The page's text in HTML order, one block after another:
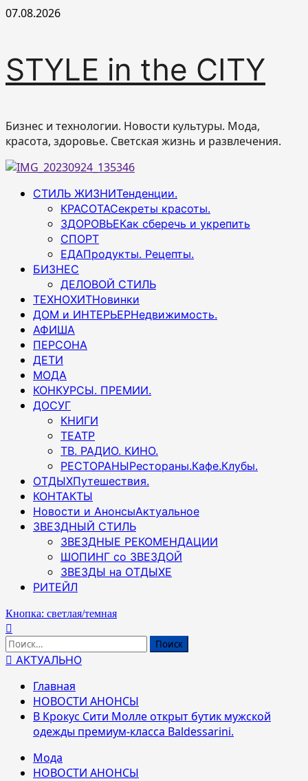
Перейти
07.08.2026
STYLE in the CITY
Бизнес и технологии. Новости культуры. Мода,
красота, здоровье. Светская жизнь и развлечения.
Основное
СТИЛЬ ЖИЗНИТенденции.
КРАСОТАСекреты красоты.
ЗДОРОВЬЕКак сберечь и укрепить
СПОРТ
ЕДАПродукты. Рецепты.
БИЗНЕС
ДЕЛОВОЙ СТИЛЬ
ТЕХНОХИТНовинки
ДОМ и ИНТЕРЬЕРНедвижимость.
АФИША
ПЕРСОНА
ДЕТИ
МОДА
КОНКУРСЫ. ПРЕМИИ.
ДОСУГ
КНИГИ
ТЕАТР
ТВ. РАДИО. КИНО.
РЕСТОРАНЫРестораны.Кафе.Клубы.
ОТДЫХПутешествия.
КОНТАКТЫ
Новости и АнонсыАктуальное
ЗВЕЗДНЫЙ СТИЛЬ
ЗВЕЗДНЫЕ РЕКОМЕНДАЦИИ
ШОПИНГ со ЗВЕЗДОЙ
ЗВЕЗДЫ на ОТДЫХЕ
РИТЕЙЛ
Кнопка: светлая/темная
Найти:
АКТУАЛЬНО
Главная
НОВОСТИ АНОНСЫ
В Крокус Сити Молле открыт бутик мужской
одежды премиум-класса Baldessarini.
Мода
НОВОСТИ АНОНСЫ